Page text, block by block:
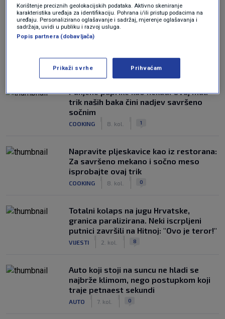
NAJČITANIJE
Punjene paprike kao nekad: Ovaj mali
trik naših baka čini nadjev savršeno
sočnim
COOKING 8. kol. 1
Napravite pljeskavice kao iz restorana:
Za savršeno mekano i sočno meso
isprobajte ovaj trik
COOKING 8. kol. 0
Totalni kolaps na jugu Hrvatske,
granica paralizirana. Neki iscrpljeni
putnici završili na Hitnoj: "Ovo je teror!"
VIJESTI 2. kol. 8
Auto koji stoji na suncu ne hladi se
najbrže klimom, nego postupkom koji
traje petnaest sekundi
AUTO 7. kol. 0
Korištenje preciznih geolokacijskih podataka. Aktivno skeniranje
karakteristika uređaja za identifikaciju. Pohrana i/ili pristup podacima na
uređaju. Personalizirano oglašavanje i sadržaj, mjerenje oglašavanja i
sadržaja, uvidi u publiku i razvoj usluga.
Popis partnera (dobavljača)
Prikaži svrhe Prihvaćam